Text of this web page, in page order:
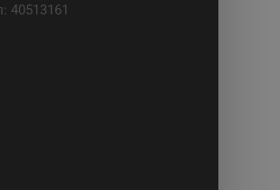
40513161